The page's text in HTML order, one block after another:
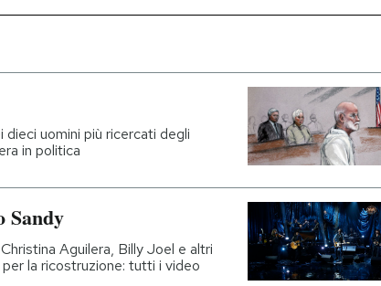
uomini più ricercati degli
in politica
Sandy
Aguilera, Billy Joel e altri
la ricostruzione: tutti i video